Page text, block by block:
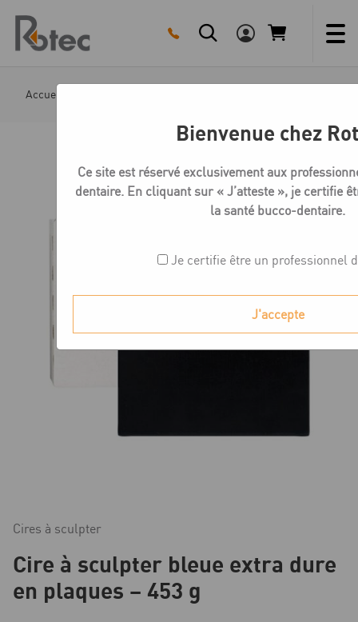
content
Accueil
Cires à sculpter
Cire à sculpter bleue extra dure
en plaques – 453 g
Bienvenue chez
Ce site est réservé exclusivement aux
dentaire. En cliquant sur « J’atteste », je certifie
la santé bucco-dentaire.
Je certifie être un professionnel
J'accepte